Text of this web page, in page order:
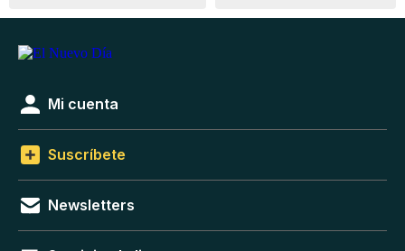
Mi cuenta
Suscríbete
Newsletters